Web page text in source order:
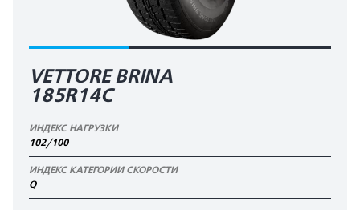
VETTORE BRINA
185R14C
ИНДЕКС НАГРУЗКИ
102/100
ИНДЕКС КАТЕГОРИИ СКОРОСТИ
Q